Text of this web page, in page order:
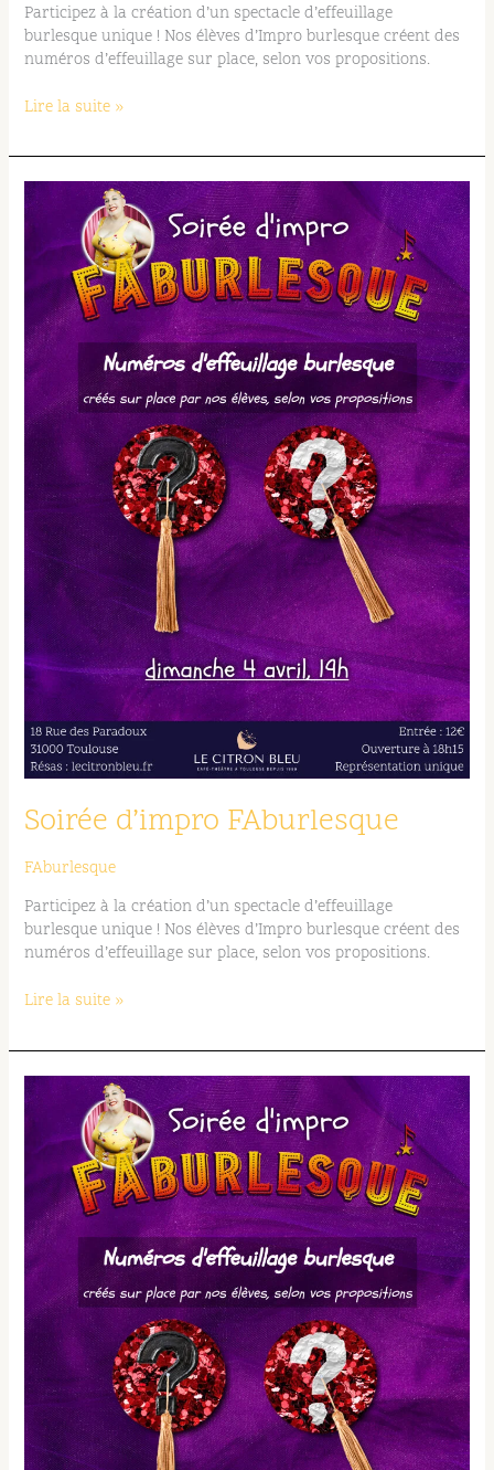
Participez à la création d’un spectacle d’effeuillage
burlesque unique ! Nos élèves d’Impro burlesque créent des
numéros d’effeuillage sur place, selon vos propositions.
Lire la suite »
Soirée d’impro FAburlesque
FAburlesque
Participez à la création d’un spectacle d’effeuillage
burlesque unique ! Nos élèves d’Impro burlesque créent des
numéros d’effeuillage sur place, selon vos propositions.
d’impro
FAburlesque
Lire la suite »
Soirée
d’impro
FAburlesque